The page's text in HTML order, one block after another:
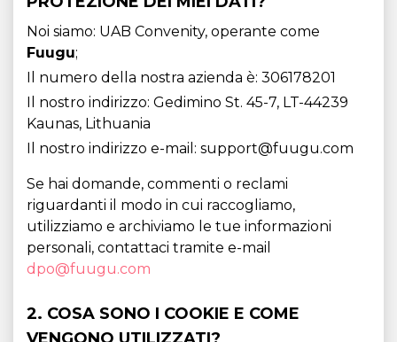
Noi siamo: UAB Convenity, operante come
Fuugu;
Il numero della nostra azienda è: 306178201
Il nostro indirizzo: Gedimino St. 45-7, LT-44239
Kaunas, Lithuania
Il nostro indirizzo e-mail: support@fuugu.com
Se hai domande, commenti o reclami
riguardanti il ​​modo in cui raccogliamo,
utilizziamo e archiviamo le tue informazioni
personali, contattaci tramite e-mail
dpo@fuugu.com
2. COSA SONO I COOKIE E COME